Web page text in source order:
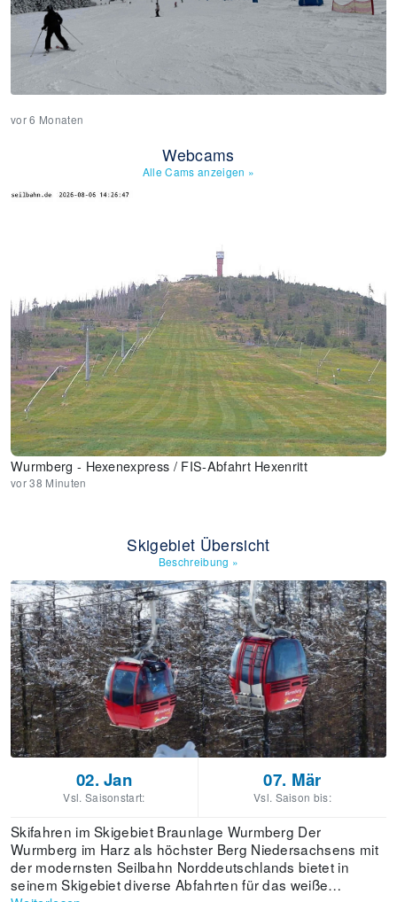
vor 6 Monaten
Webcams
Alle Cams anzeigen »
Wurmberg - Hexenexpress / FIS-Abfahrt Hexenritt
vor 38 Minuten
Skigebiet Übersicht
Beschreibung »
02. Jan
Vsl. Saisonstart:
07. Mär
Vsl. Saison bis:
Skifahren im Skigebiet Braunlage Wurmberg Der
Wurmberg im Harz als höchster Berg Niedersachsens mit
der modernsten Seilbahn Norddeutschlands bietet in
seinem Skigebiet diverse Abfahrten für das weiße